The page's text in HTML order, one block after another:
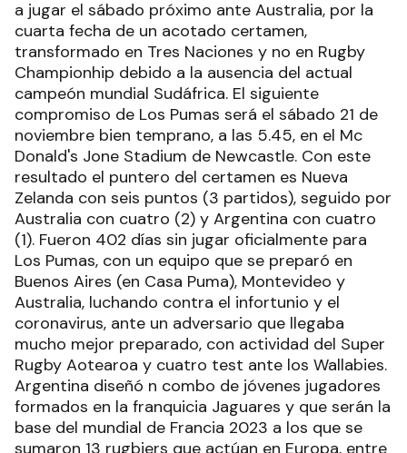
a jugar el sábado próximo ante Australia, por la
cuarta fecha de un acotado certamen,
transformado en Tres Naciones y no en Rugby
Championhip debido a la ausencia del actual
campeón mundial Sudáfrica. El siguiente
compromiso de Los Pumas será el sábado 21 de
noviembre bien temprano, a las 5.45, en el Mc
Donald's Jone Stadium de Newcastle. Con este
resultado el puntero del certamen es Nueva
Zelanda con seis puntos (3 partidos), seguido por
Australia con cuatro (2) y Argentina con cuatro
(1). Fueron 402 días sin jugar oficialmente para
Los Pumas, con un equipo que se preparó en
Buenos Aires (en Casa Puma), Montevideo y
Australia, luchando contra el infortunio y el
coronavirus, ante un adversario que llegaba
mucho mejor preparado, con actividad del Super
Rugby Aotearoa y cuatro test ante los Wallabies.
Argentina diseñó n combo de jóvenes jugadores
formados en la franquicia Jaguares y que serán la
base del mundial de Francia 2023 a los que se
sumaron 13 rugbiers que actúan en Europa, entre